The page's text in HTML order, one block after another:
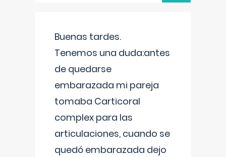
Buenas tardes.
Tenemos una duda:antes
de quedarse
embarazada mi pareja
tomaba Carticoral
complex para las
articulaciones, cuando se
quedó embarazada dejo